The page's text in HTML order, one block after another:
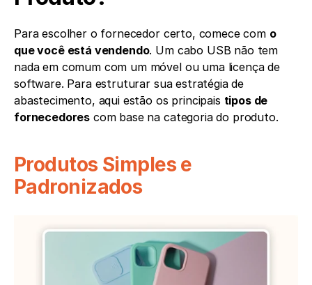
Para escolher o fornecedor certo, comece com o
que você está vendendo. Um cabo USB não tem
nada em comum com um móvel ou uma licença de
software. Para estruturar sua estratégia de
abastecimento, aqui estão os principais tipos de
fornecedores com base na categoria do produto.
Produtos Simples e
Padronizados